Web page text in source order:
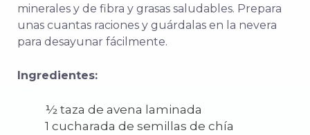
minerales y de fibra y grasas saludables. Prepara
unas cuantas raciones y guárdalas en la nevera
para desayunar fácilmente.
Ingredientes:
½ taza de avena laminada
1 cucharada de semillas de chía